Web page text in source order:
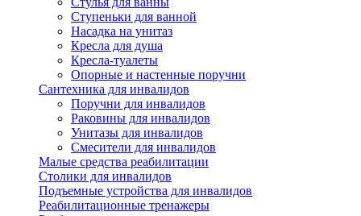
Ступеньки для ванной
Насадка на унитаз
Кресла для душа
Кресла-туалеты
Опорные и настенные поручни
Сантехника для инвалидов
Поручни для инвалидов
Раковины для инвалидов
Унитазы для инвалидов
Смесители для инвалидов
Малые средства реабилитации
Столики для инвалидов
Подъемные устройства для инвалидов
Реабилитационные тренажеры